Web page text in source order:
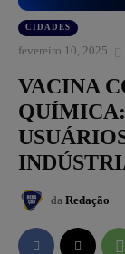
CIDADES
fevereiro 10, 2025
VACINA
da Redação